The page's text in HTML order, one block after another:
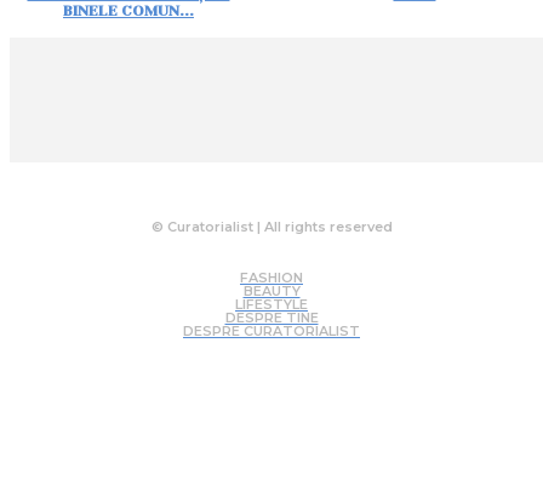
BINELE COMUN...
© Curatorialist | All rights reserved
FASHION
BEAUTY
LIFESTYLE
DESPRE TINE
DESPRE CURATORIALIST